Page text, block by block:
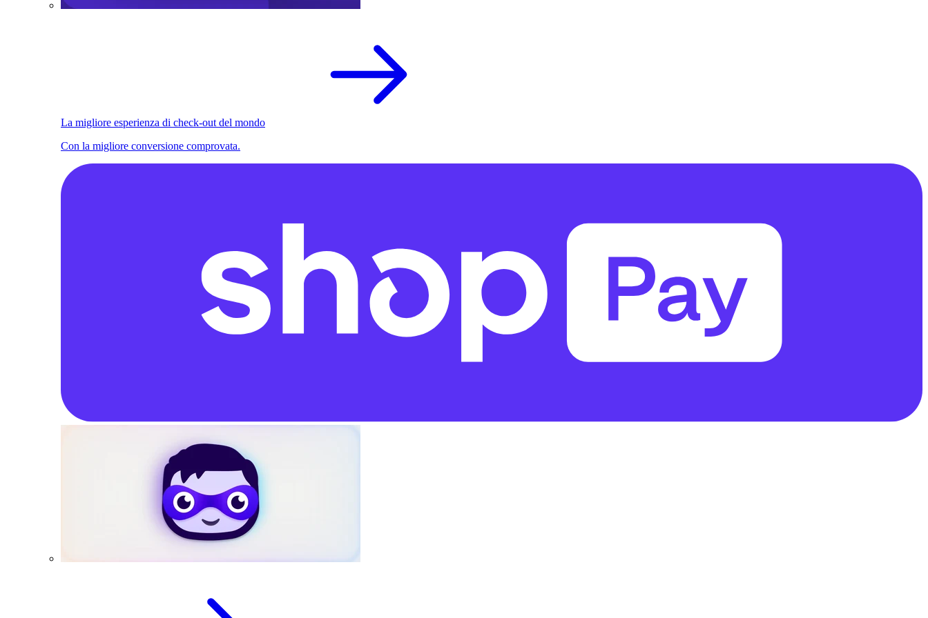
La migliore esperienza di check-out del mondo
Con la migliore conversione comprovata.